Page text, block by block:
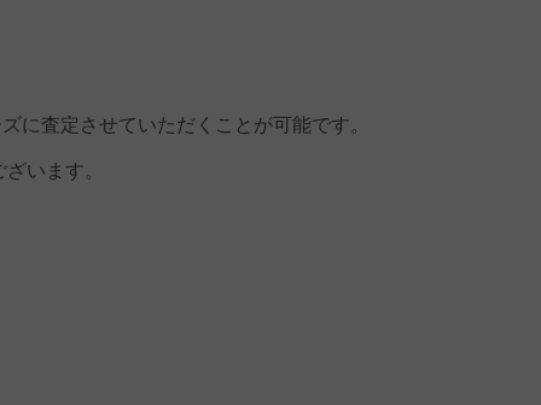
に査定させていただくことが可能です。
います。